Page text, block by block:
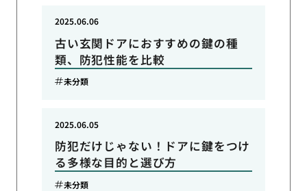
古い玄関ドアにおすすめの鍵の種
類、防犯性能を比較
2025.06.06
未分類
防犯だけじゃない！ドアに鍵をつけ
る多様な目的と選び方
2025.06.05
未分類